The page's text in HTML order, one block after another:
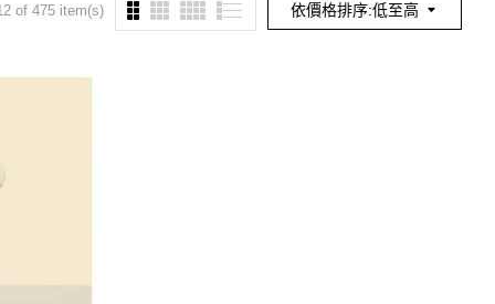
依價格排序:低至高
of 475 item(s)